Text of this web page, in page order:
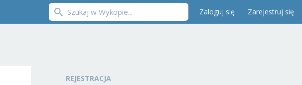
Zaloguj się Zarejestruj się
REJESTRACJA